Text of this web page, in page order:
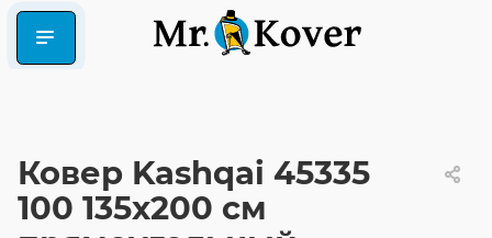
Ковер Kashqai 45335
100 135x200 см